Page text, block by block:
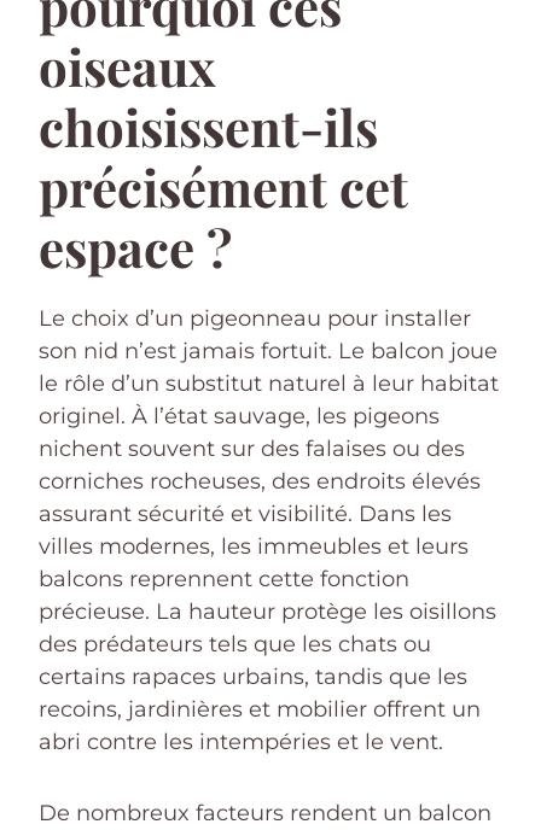
oiseaux
choisissent-ils
précisément cet
espace ?
Le choix d’un pigeonneau pour installer
son nid n’est jamais fortuit. Le balcon joue
le rôle d’un substitut naturel à leur habitat
originel. À l’état sauvage, les pigeons
nichent souvent sur des falaises ou des
corniches rocheuses, des endroits élevés
assurant sécurité et visibilité. Dans les
villes modernes, les immeubles et leurs
balcons reprennent cette fonction
précieuse. La hauteur protège les oisillons
des prédateurs tels que les chats ou
certains rapaces urbains, tandis que les
recoins, jardinières et mobilier offrent un
abri contre les intempéries et le vent.
De nombreux facteurs rendent un balcon